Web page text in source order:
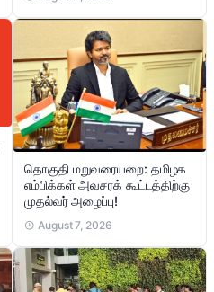
தொகுதி மறுவரையறை: தமிழக
எம்பிக்கள் அவசரக் கூட்டத்திற்கு
முதல்வர் அழைப்பு!
August 7, 2026